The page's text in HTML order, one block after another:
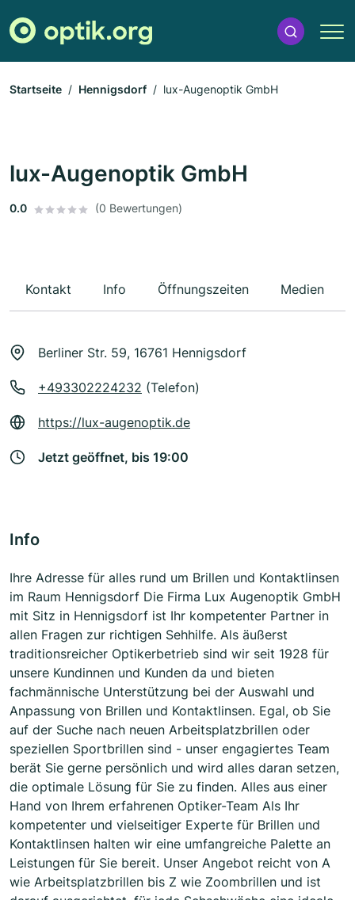
Startseite Hennigsdorf lux-Augenoptik GmbH
lux-Augenoptik GmbH
0.0 (0 Bewertungen)
Kontakt Info Öffnungszeiten Medien
Berliner Str. 59, 16761 Hennigsdorf
+493302224232 (Telefon)
https://lux-augenoptik.de
Jetzt geöffnet, bis 19:00
Info
Ihre Adresse für alles rund um Brillen und Kontaktlinsen
im Raum Hennigsdorf Die Firma Lux Augenoptik GmbH
mit Sitz in Hennigsdorf ist Ihr kompetenter Partner in
allen Fragen zur richtigen Sehhilfe. Als äußerst
traditionsreicher Optikerbetrieb sind wir seit 1928 für
unsere Kundinnen und Kunden da und bieten
fachmännische Unterstützung bei der Auswahl und
Anpassung von Brillen und Kontaktlinsen. Egal, ob Sie
auf der Suche nach neuen Arbeitsplatzbrillen oder
speziellen Sportbrillen sind - unser engagiertes Team
berät Sie gerne persönlich und wird alles daran setzen,
die optimale Lösung für Sie zu finden. Alles aus einer
Hand von Ihrem erfahrenen Optiker-Team Als Ihr
kompetenter und vielseitiger Experte für Brillen und
Kontaktlinsen halten wir eine umfangreiche Palette an
Leistungen für Sie bereit. Unser Angebot reicht von A
wie Arbeitsplatzbrillen bis Z wie Zoombrillen und ist